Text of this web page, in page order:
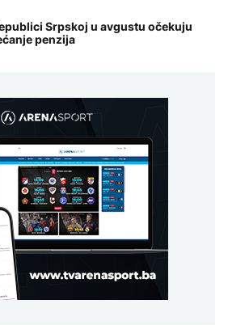
Srpskoj u avgustu očekuju
penzija